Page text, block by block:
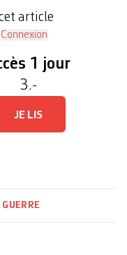
[…]
article
Connexion
1 jour
3.-
JE LIS